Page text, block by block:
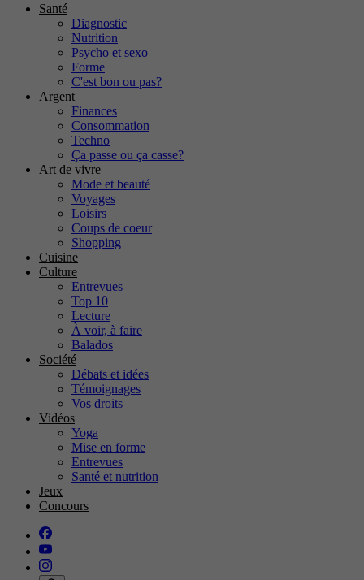
Santé
Diagnostic
Nutrition
Psycho et sexo
Forme
C'est bon ou pas?
Argent
Finances
Consommation
Techno
Ça passe ou ça casse?
Art de vivre
Mode et beauté
Voyages
Loisirs
Coups de coeur
Shopping
Cuisine
Culture
Entrevues
Top 10
Lecture
À voir, à faire
Balados
Société
Débats et idées
Témoignages
Vos droits
Vidéos
Yoga
Mise en forme
Entrevues
Santé et nutrition
Jeux
Concours